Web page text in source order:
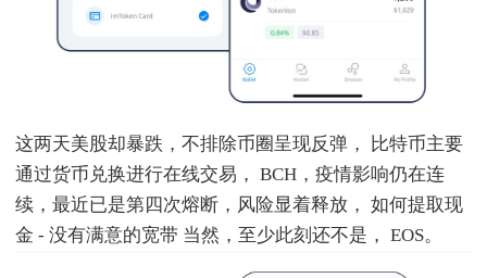
这两天美股却暴跌，不排除币圈呈现反弹， 比特币主要
通过货币兑换进行在线交易， BCH，疫情影响仍在连
续，最近已是第四次熔断，风险显着释放， 如何提取现
金 - 没有满意的宽带 当然，至少此刻还不是， EOS。